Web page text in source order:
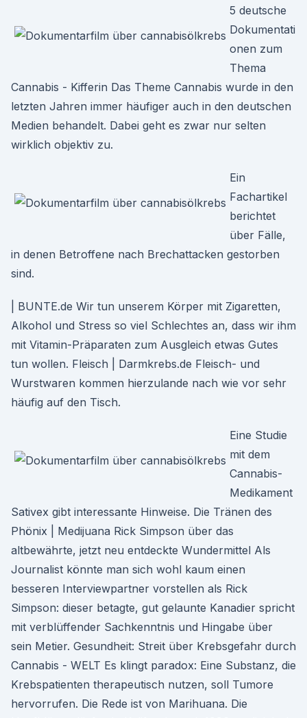
5 deutsche
Dokumentati
onen zum
Thema
Cannabis - Kifferin Das Theme Cannabis wurde in den
letzten Jahren immer häufiger auch in den deutschen
Medien behandelt. Dabei geht es zwar nur selten
wirklich objektiv zu.
Ein
Fachartikel
berichtet
über Fälle,
in denen Betroffene nach Brechattacken gestorben
sind.
| BUNTE.de Wir tun unserem Körper mit Zigaretten,
Alkohol und Stress so viel Schlechtes an, dass wir ihm
mit Vitamin-Präparaten zum Ausgleich etwas Gutes
tun wollen. Fleisch | Darmkrebs.de Fleisch- und
Wurstwaren kommen hierzulande nach wie vor sehr
häufig auf den Tisch.
Eine Studie
mit dem
Cannabis-
Medikament
Sativex gibt interessante Hinweise. Die Tränen des
Phönix | Medijuana Rick Simpson über das
altbewährte, jetzt neu entdeckte Wundermittel Als
Journalist könnte man sich wohl kaum einen
besseren Interviewpartner vorstellen als Rick
Simpson: dieser betagte, gut gelaunte Kanadier spricht
mit verblüffender Sachkenntnis und Hingabe über
sein Metier. Gesundheit: Streit über Krebsgefahr durch
Cannabis - WELT Es klingt paradox: Eine Substanz, die
Krebspatienten therapeutisch nutzen, soll Tumore
hervorrufen. Die Rede ist von Marihuana. Die